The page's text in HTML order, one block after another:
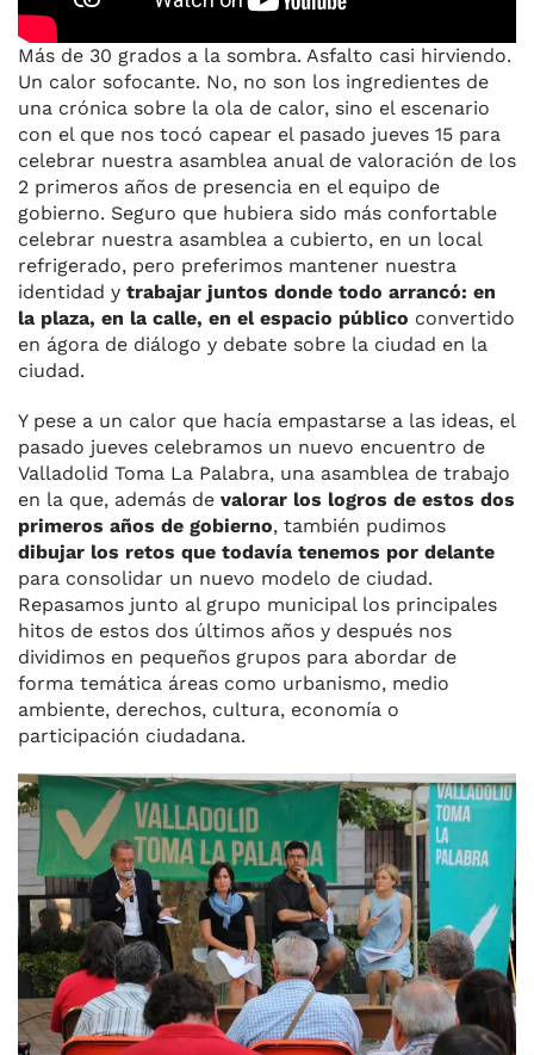
Más de 30 grados a la sombra. Asfalto casi hirviendo.
Un calor sofocante. No, no son los ingredientes de
una crónica sobre la ola de calor, sino el escenario
con el que nos tocó capear el pasado jueves 15 para
celebrar nuestra asamblea anual de valoración de los
2 primeros años de presencia en el equipo de
gobierno. Seguro que hubiera sido más confortable
celebrar nuestra asamblea a cubierto, en un local
refrigerado, pero preferimos mantener nuestra
identidad y trabajar juntos donde todo arrancó: en
la plaza, en la calle, en el espacio público convertido
en ágora de diálogo y debate sobre la ciudad en la
ciudad.
Y pese a un calor que hacía empastarse a las ideas, el
pasado jueves celebramos un nuevo encuentro de
Valladolid Toma La Palabra, una asamblea de trabajo
en la que, además de valorar los logros de estos dos
primeros años de gobierno, también pudimos
dibujar los retos que todavía tenemos por delante
para consolidar un nuevo modelo de ciudad.
Repasamos junto al grupo municipal los principales
hitos de estos dos últimos años y después nos
dividimos en pequeños grupos para abordar de
forma temática áreas como urbanismo, medio
ambiente, derechos, cultura, economía o
participación ciudadana.